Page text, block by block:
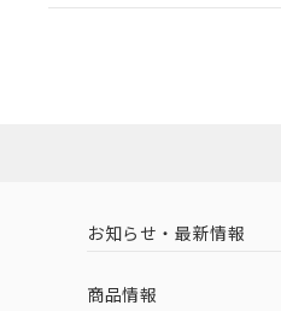
EU RoHS 注意事項・
中国 RoHS 注意事項・
お知らせ・最新情報
商品情報